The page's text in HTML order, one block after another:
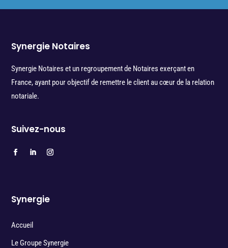
Synergie Notaires
Synergie Notaires et un regroupement de Notaires exerçant en
France, ayant pour objectif de remettre le client au cœur de la relation
notariale.
Suivez-nous
Synergie
Accueil
Le Groupe Synergie